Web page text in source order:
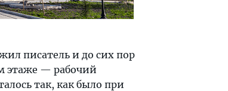
писатель и до сих пор
этаже — рабочий
так, как было при